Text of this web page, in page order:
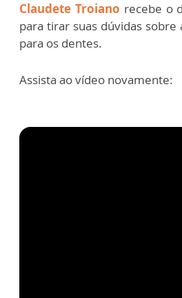
Claudete Troiano recebe o
para tirar suas dúvidas
para os dentes.
Assista ao vídeo novamente: